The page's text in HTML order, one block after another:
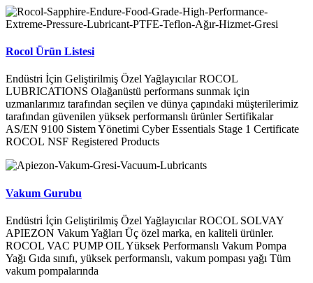
Rocol Ürün Listesi
Endüstri İçin Geliştirilmiş Özel Yağlayıcılar ROCOL
LUBRICATIONS Olağanüstü performans sunmak için
uzmanlarımız tarafından seçilen ve dünya çapındaki müşterilerimiz
tarafından güvenilen yüksek performanslı ürünler Sertifikalar
AS/EN 9100 Sistem Yönetimi Cyber Essentials Stage 1 Certificate
ROCOL NSF Registered Products
Vakum Gurubu
Endüstri İçin Geliştirilmiş Özel Yağlayıcılar ROCOL SOLVAY
APIEZON Vakum Yağları Üç özel marka, en kaliteli ürünler.
ROCOL VAC PUMP OIL Yüksek Performanslı Vakum Pompa
Yağı Gıda sınıfı, yüksek performanslı, vakum pompası yağı Tüm
vakum pompalarında